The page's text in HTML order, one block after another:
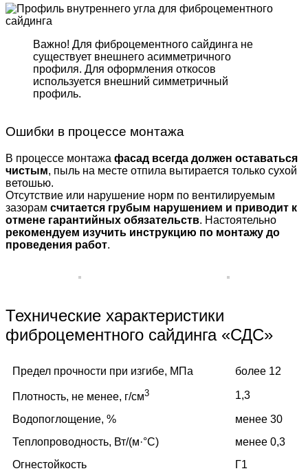
Важно! Для фиброцемент­ного сайдинга не
существует внешнего асимметрич­ного
профиля. Для оформле­ния откосов
используется внешний симметричный
профиль.
Ошибки в процессе монтажа
В процессе монтажа фасад всегда должен оставаться
чистым, пыль на месте отпила вытирается только сухой
ветошью.
Отсутствие или нарушение норм по вентилируемым
зазорам считается грубым нарушением и приводит к
отмене гарантийных обязательств. Настоятельно
рекомендуем изучить инструкцию по монтажу до
проведения работ.
Технические характеристики
фиброцементного сайдинга «СДС»
Предел прочности при изгибе, МПа более 12
Плотность, не менее, г/см3 1,3
Водопоглощение, %
менее 30
Теплопроводность, Вт/(м·°C)
менее 0,3
Огнестойкость
Г1